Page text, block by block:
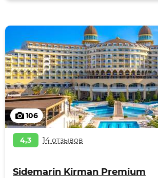
106
4,3 14 отзывов
Sidemarin Kirman Premium